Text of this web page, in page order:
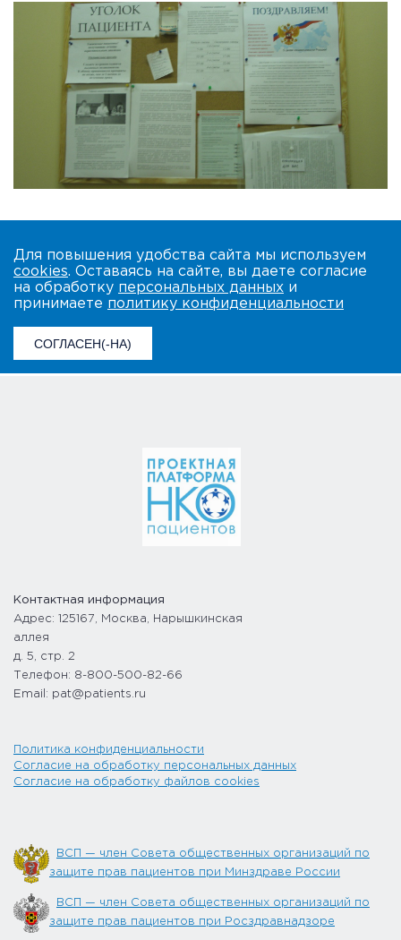
Для повышения удобства сайта мы используем
cookies. Оставаясь на сайте, вы даете согласие
на обработку персональных данных и
принимаете политику конфиденциальности
СОГЛАСЕН(-НА)
Контактная информация
Адрес: 125167, Москва, Нарышкинская
аллея
д. 5, стр. 2
Телефон: 8-800-500-82-66
Email: pat@patients.ru
Политика конфиденциальности
Согласие на обработку персональных данных
Согласие на обработку файлов cookies
ВСП — член Совета общественных организаций по
защите прав пациентов при Минздраве России
ВСП — член Совета общественных организаций по
защите прав пациентов при Росздравнадзоре